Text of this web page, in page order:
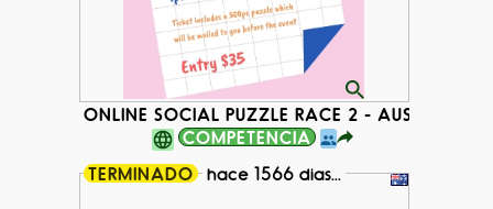
ONLINE SOCIAL PUZZLE RACE 2 - AUSTRALIA
COMPETENCIA
TERMINADO
hace 1566 dias...